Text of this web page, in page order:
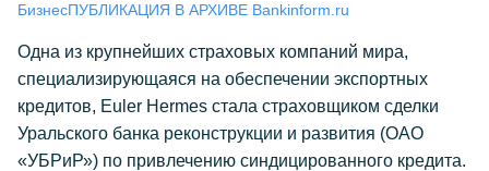
БизнесПУБЛИКАЦИЯ В АРХИВЕ Bankinform.ru
Одна из крупнейших страховых компаний мира,
специализирующаяся на обеспечении экспортных
кредитов, Euler Hermes стала страховщиком сделки
Уральского банка реконструкции и развития (ОАО
«УБРиР») по привлечению синдицированного кредита.